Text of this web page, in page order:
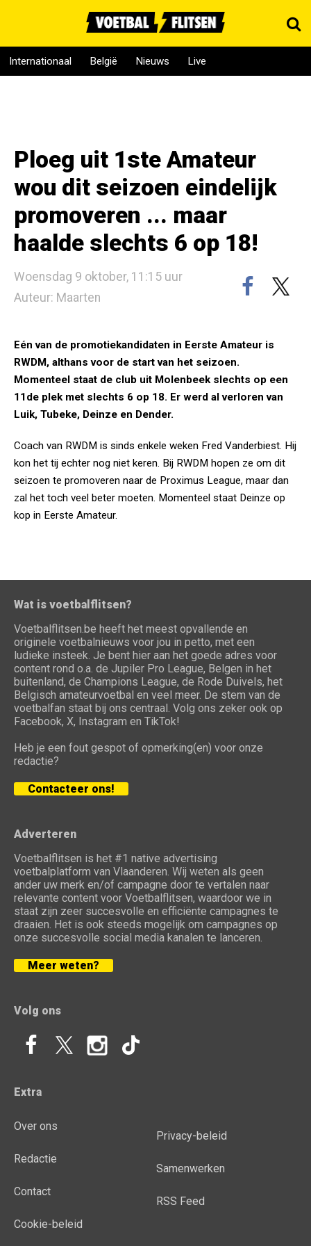
Internationaal België Nieuws Live
Ploeg uit 1ste Amateur
wou dit seizoen eindelijk
promoveren ... maar
haalde slechts 6 op 18!
Woensdag 9 oktober, 11:15 uur
Auteur: Maarten
Eén van de promotiekandidaten in Eerste Amateur is
RWDM, althans voor de start van het seizoen.
Momenteel staat de club uit Molenbeek slechts op een
11de plek met slechts 6 op 18. Er werd al verloren van
Luik, Tubeke, Deinze en Dender.
Coach van RWDM is sinds enkele weken Fred Vanderbiest. Hij
kon het tij echter nog niet keren. Bij RWDM hopen ze om dit
seizoen te promoveren naar de Proximus League, maar dan
zal het toch veel beter moeten. Momenteel staat Deinze op
kop in Eerste Amateur.
Wat is voetbalflitsen?
Voetbalflitsen.be heeft het meest opvallende en
originele voetbalnieuws voor jou in petto, met een
ludieke insteek. Je bent hier aan het goede adres voor
content rond o.a. de Jupiler Pro League, Belgen in het
buitenland, de Champions League, de Rode Duivels, het
Belgisch amateurvoetbal en veel meer. De stem van de
voetbalfan staat bij ons centraal. Volg ons zeker ook op
Facebook, X, Instagram en TikTok!
Heb je een fout gespot of opmerking(en) voor onze
redactie?
Contacteer ons!
Adverteren
Voetbalflitsen is het #1 native advertising
voetbalplatform van Vlaanderen. Wij weten als geen
ander uw merk en/of campagne door te vertalen naar
relevante content voor Voetbalflitsen, waardoor we in
staat zijn zeer succesvolle en efficiënte campagnes te
draaien. Het is ook steeds mogelijk om campagnes op
onze succesvolle social media kanalen te lanceren.
Meer weten?
Volg ons
Extra
Over ons
Redactie
Contact
Cookie-beleid
Privacy-beleid
Samenwerken
RSS Feed